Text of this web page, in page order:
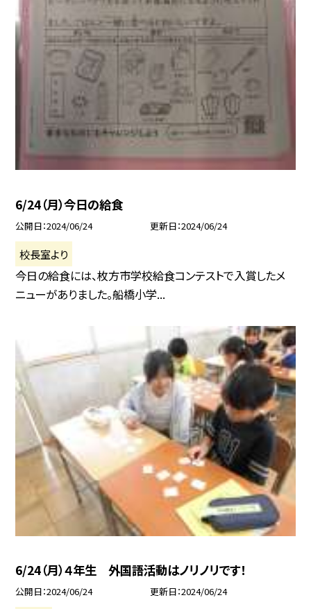
6/24（月）今日の給食
公開日 2024/06/24 更新日 2024/06/24
校長室より
今日の給食には、枚方市学校給食コンテストで入賞したメ
ニューがありました。船橋小学...
6/24（月）４年生 外国語活動はノリノリです！
公開日 2024/06/24 更新日 2024/06/24